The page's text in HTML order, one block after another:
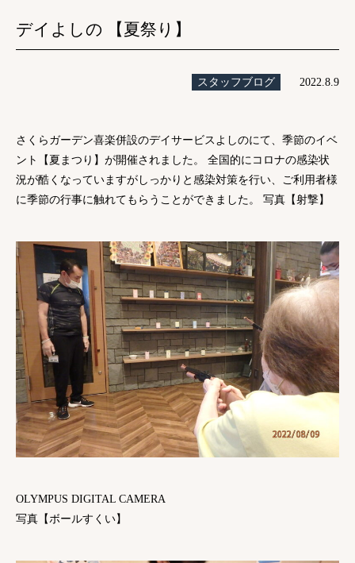
デイよしの 【夏祭り】
スタッフブログ 2022.8.9
さくらガーデン喜楽併設のデイサービスよしのにて、季節のイベ
ント【夏まつり】が開催されました。 全国的にコロナの感染状
況が酷くなっていますがしっかりと感染対策を行い、ご利用者様
に季節の行事に触れてもらうことができました。 写真【射撃】
OLYMPUS DIGITAL CAMERA
写真【ボールすくい】